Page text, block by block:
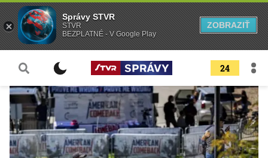
24
Správy STVR
STVR
BEZPLATNÉ - V Google Play
ZOBRAZIŤ